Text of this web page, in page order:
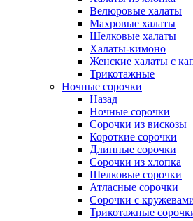
Велюровые халаты
Махровые халаты
Шелковые халаты
Халаты-кимоно
Женские халаты с
Трикотажные
Ночные сорочки
Назад
Ночные сорочки
Сорочки из вискозы
Короткие сорочки
Длинные сорочки
Сорочки из хлопка
Шелковые сорочки
Атласные сорочки
Сорочки с
Трикотажные